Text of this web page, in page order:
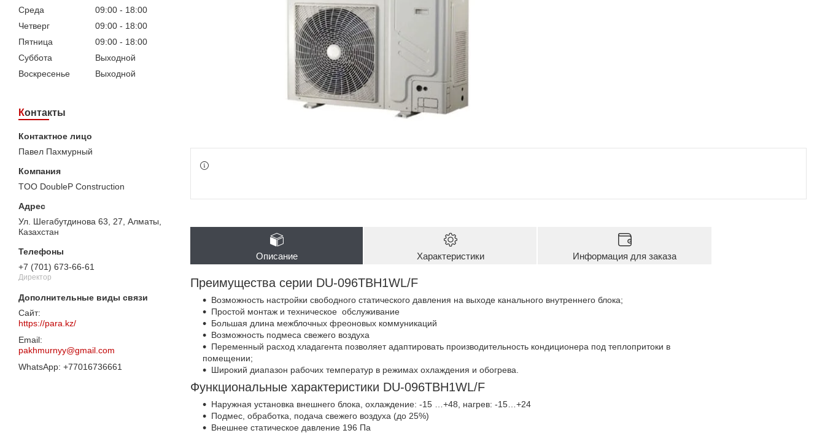
Среда
09:00
18:00
Четверг
09:00
18:00
Пятница
09:00
18:00
Суббота
Выходной
Воскресенье
Выходной
Контакты
Павел Пахмурный
TOO DoubleP Construction
Ул. Шегабутдинова 63, 27, Алматы,
Казахстан
+7 (701) 673-66-61
Директор
https://para.kz/
pakhmurnyy@gmail.com
+77016736661
Описание Характеристики Информация для заказа
Преимущества серии DU-096TBH1WL/F
Возможность настройки свободного статического давления на выходе канального внутреннего блока;
Простой монтаж и техническое обслуживание
Большая длина межблочных фреоновых коммуникаций
Возможность подмеса свежего воздуха
Переменный расход хладагента позволяет адаптировать производительность кондиционера под теплопритоки в
помещении;
Широкий диапазон рабочих температур в режимах охлаждения и обогрева.
Функциональные характеристики DU-096TBH1WL/F
Наружная установка внешнего блока, охлаждение: -15 …+48, нагрев: -15…+24
Подмес, обработка, подача свежего воздуха (до 25%)
Внешнее статическое давление 196 Па